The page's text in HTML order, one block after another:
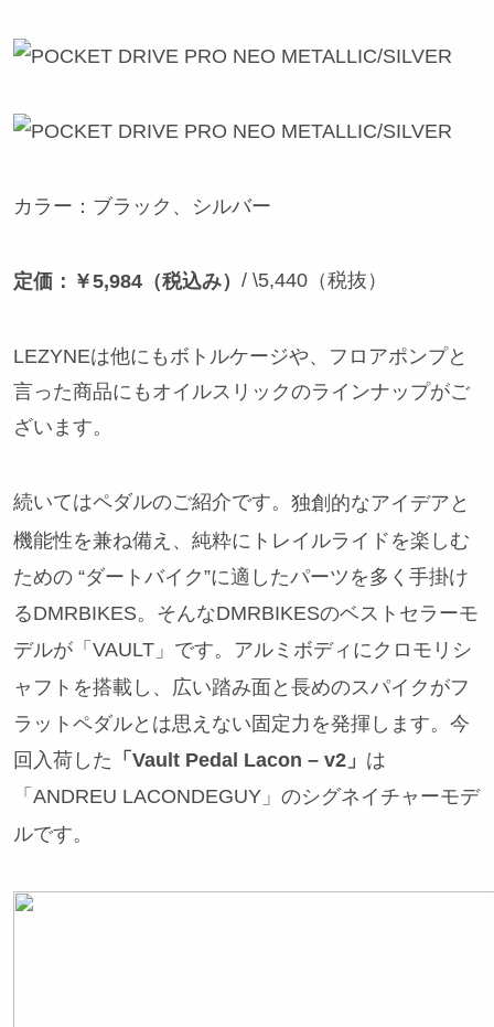
カラー：ブラック、シルバー
定価：￥5,984（税込み） / \5,440（税抜）
LEZYNEは他にもボトルケージや、フロアポンプと
言った商品にもオイルスリックのラインナップがご
ざいます。
続いてはペダルのご紹介です。 独創的なアイデアと
機能性を兼ね備え、純粋にトレイルライドを楽しむ
ための “ダートバイク”に適したパーツを多く手掛け
るDMRBIKES。そんなDMRBIKESのベストセラーモ
デルが「VAULT」です。アルミボディにクロモリシ
ャフトを搭載し、広い踏み面と長めのスパイクがフ
ラットペダルとは思えない固定力を発揮します。今
回入荷した 「Vault Pedal Lacon – v2」 は
「ANDREU LACONDEGUY」のシグネイチャーモデ
ルです。